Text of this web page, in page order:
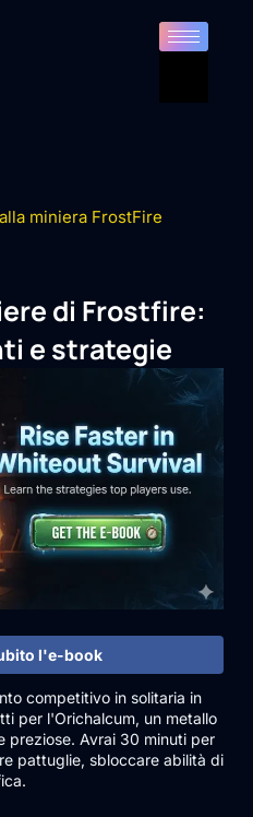
miniera FrostFire
di Frostfire:
e strategie
l'e-book
competitivo in solitaria in
per l'Orichalcum, un metallo
preziose. Avrai 30 minuti per
pattuglie, sbloccare abilità di